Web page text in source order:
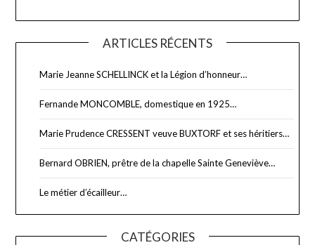
ARTICLES RÉCENTS
Marie Jeanne SCHELLINCK et la Légion d’honneur…
Fernande MONCOMBLE, domestique en 1925…
Marie Prudence CRESSENT veuve BUXTORF et ses héritiers…
Bernard OBRIEN, prêtre de la chapelle Sainte Geneviève…
Le métier d’écailleur…
CATÉGORIES